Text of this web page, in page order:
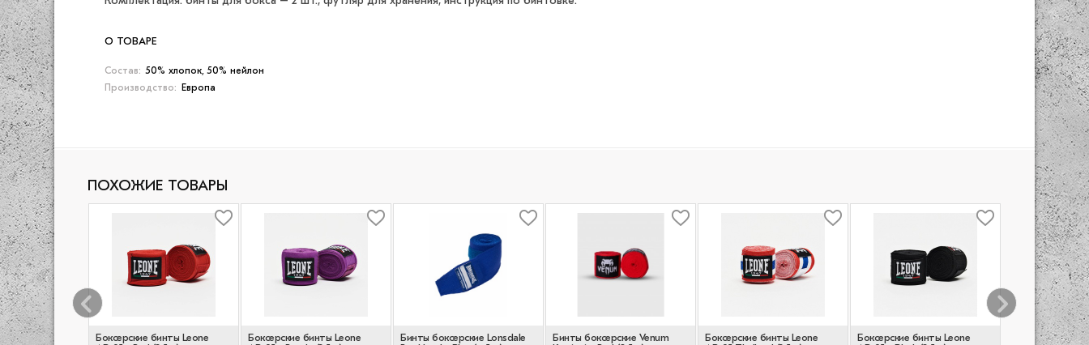
О ТОВАРЕ
Состав: 50% хлопок, 50% нейлон
Производство:
Европа
ПОХОЖИЕ ТОВАРЫ
Venum
Боксерские бинты Leone
Боксерские бинты Leone
Бинты боксерские Lonsdale
Бинты боксерские Venum
Боксерские бинты Leone
Боксерские бинты Leone
Бинты